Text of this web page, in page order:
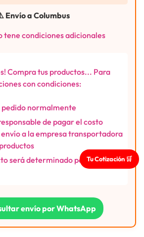
Envío a Columbus
tene condiciones adicionales
Compra tus productos... Para
con condiciones:
pedido normalmente
de pagar el costo
a la empresa transportadora
será determinado por nuestro
envío por WhatsApp
Tu Cotización 🛒